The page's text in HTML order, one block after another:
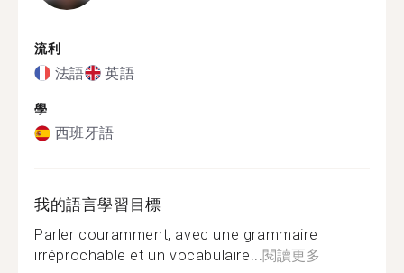
流利
法語 英語
學
西班牙語
我的語言學習目標
Parler couramment, avec une grammaire
irréprochable et un vocabulaire...閱讀更多